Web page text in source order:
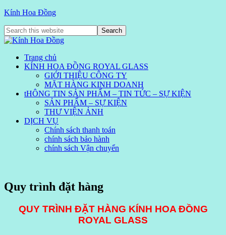
Kính Hoa Đồng
Trang chủ
KÍNH HOA ĐỒNG ROYAL GLASS
GIỚI THIỆU CÔNG TY
MẶT HÀNG KINH DOANH
tHÔNG TIN SẢN PHẨM – TIN TỨC – SỰ KIỆN
SẢN PHẨM – SỰ KIỆN
THƯ VIỆN ẢNH
DỊCH VỤ
Chính sách thanh toán
chính sách bảo hành
chính sách Vận chuyển
Quy trình đặt hàng
QUY TRÌNH ĐẶT HÀNG KÍNH HOA ĐỒNG
ROYAL GLASS